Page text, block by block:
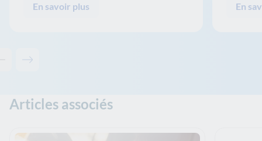
En savoir plus En
Contenu précédent - Les solutions de La Banque Postale
Contenu suivant - Les solutions de La Banque Postale
Articles associés